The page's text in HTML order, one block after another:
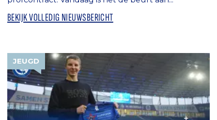
BEKIJK VOLLEDIG NIEUWSBERICHT
JEUGD